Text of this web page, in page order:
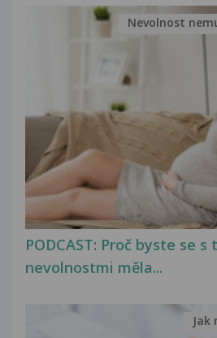
PODCAST: Proč byste se
nevolnostmi měla...
Nevolnost
Jak